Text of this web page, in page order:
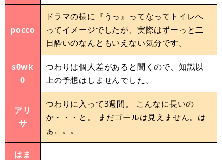
pocco
ドラマの様に『うっ』ってなってトイレへ
ってイメージでしたが、実際はずーっと二
日酔いのなんともいえない気分です。
s0wk
0
つわりは個人差があると聞くので、知識以
上の予想はしませんでした。
アリ
サ
つわりに入って3週間。 こんなに長いの
か・・・と。 まだゴールは見えません。は
ぁ。。。
はま